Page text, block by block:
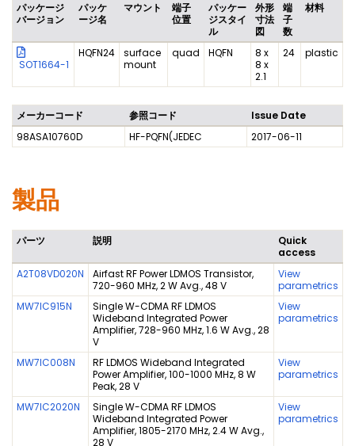
パッケージ
バージョン
パッケ
ージ名
マウント
端子
位置
パッケー
ジスタイ
ル
外形
寸法
図
端
子
数
材料
SOT1664-1
HQFN24
surface
mount
quad HQFN
8 x
8 x
2.1
24 plastic
メーカーコード 参照コード
Issue Date
98ASA10760D
HF-PQFN(JEDEC 2017-06-11
製品
パーツ 説明
Quick
access
A2T08VD020N
Airfast RF Power LDMOS Transistor,
720-960 MHz, 2 W Avg., 48 V
View
parametrics
MW7IC915N
Single W-CDMA RF LDMOS
Wideband Integrated Power
Amplifier, 728-960 MHz, 1.6 W Avg., 28
V
View
parametrics
MW7IC008N
RF LDMOS Wideband Integrated
Power Amplifier, 100-1000 MHz, 8 W
Peak, 28 V
View
parametrics
MW7IC2020N
Single W-CDMA RF LDMOS
Wideband Integrated Power
Amplifier, 1805-2170 MHz, 2.4 W Avg.,
28 V
View
parametrics